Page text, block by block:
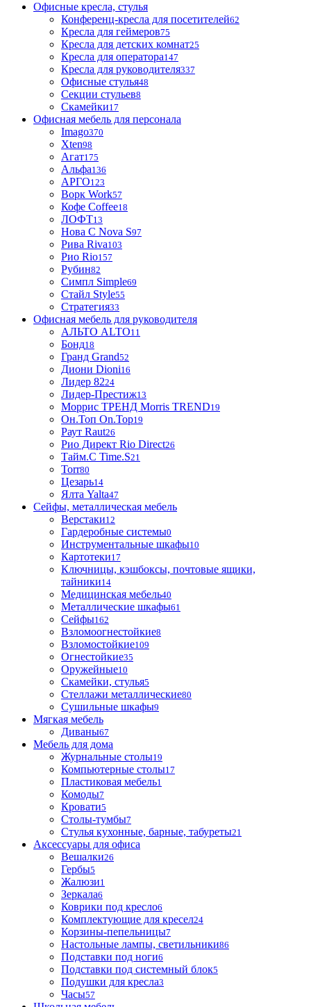
Офисные кресла, стулья
Конференц-кресла для посетителей62
Кресла для геймеров75
Кресла для детских комнат25
Кресла для оператора147
Кресла для руководителя337
Офисные стулья48
Секции стульев8
Скамейки17
Офисная мебель для персонала
Imago370
Xten98
Агат175
Альфа136
АРГО123
Ворк Work57
Кофе Coffee18
ЛОФТ13
Нова С Nova S97
Рива Riva103
Рио Rio157
Рубин82
Симпл Simple69
Стайл Style55
Стратегия33
Офисная мебель для руководителя
АЛЬТО ALTO11
Бонд18
Гранд Grand52
Диони Dioni16
Лидер 8224
Лидер-Престиж13
Моррис ТРЕНД Morris TREND19
Он.Топ On.Top19
Раут Raut26
Рио Директ Rio Direct26
Тайм.С Time.S21
Torr80
Цезарь14
Ялта Yalta47
Сейфы, металлическая мебель
Верстаки12
Гардеробные системы0
Инструментальные шкафы10
Картотеки17
Ключницы, кэшбоксы, почтовые ящики,
тайники14
Медицинская мебель40
Металлические шкафы61
Сейфы162
Взломоогнестойкие8
Взломостойкие109
Огнестойкие35
Оружейные10
Скамейки, стулья5
Стеллажи металлические80
Сушильные шкафы9
Мягкая мебель
Диваны67
Мебель для дома
Журнальные столы19
Компьютерные столы17
Пластиковая мебель1
Комоды7
Кровати5
Столы-тумбы7
Стулья кухонные, барные, табуреты21
Аксессуары для офиса
Вешалки26
Гербы5
Жалюзи1
Зеркала6
Коврики под кресло6
Комплектующие для кресел24
Корзины-пепельницы7
Настольные лампы, светильники86
Подставки под ноги6
Подставки под системный блок5
Подушки для кресла3
Часы57